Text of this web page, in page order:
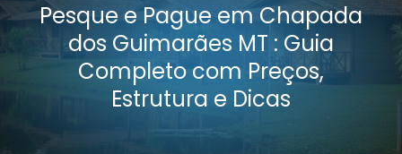
Pesque e Pague em Chapada
dos Guimarães MT : Guia
Completo com Preços,
Estrutura e Dicas